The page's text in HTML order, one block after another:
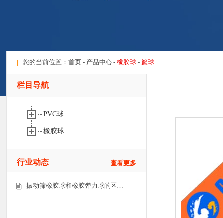
|| 您的当前位置： 首页- 产品中心 - 橡胶球- 篮球
栏目导航
PVC球
橡胶球
行业动态 查看更多
振动筛橡胶球和橡胶弹力球的区…